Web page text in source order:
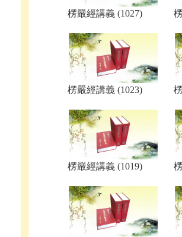
楞嚴經講義 (1027)
楞嚴經講義 (1023)
楞嚴經講義 (1019)